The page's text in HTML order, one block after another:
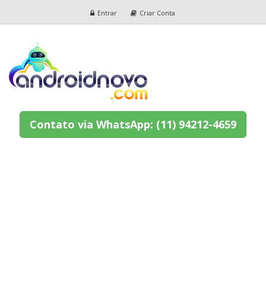
Entrar Criar Conta
Contato via WhatsApp: (11) 94212-4659